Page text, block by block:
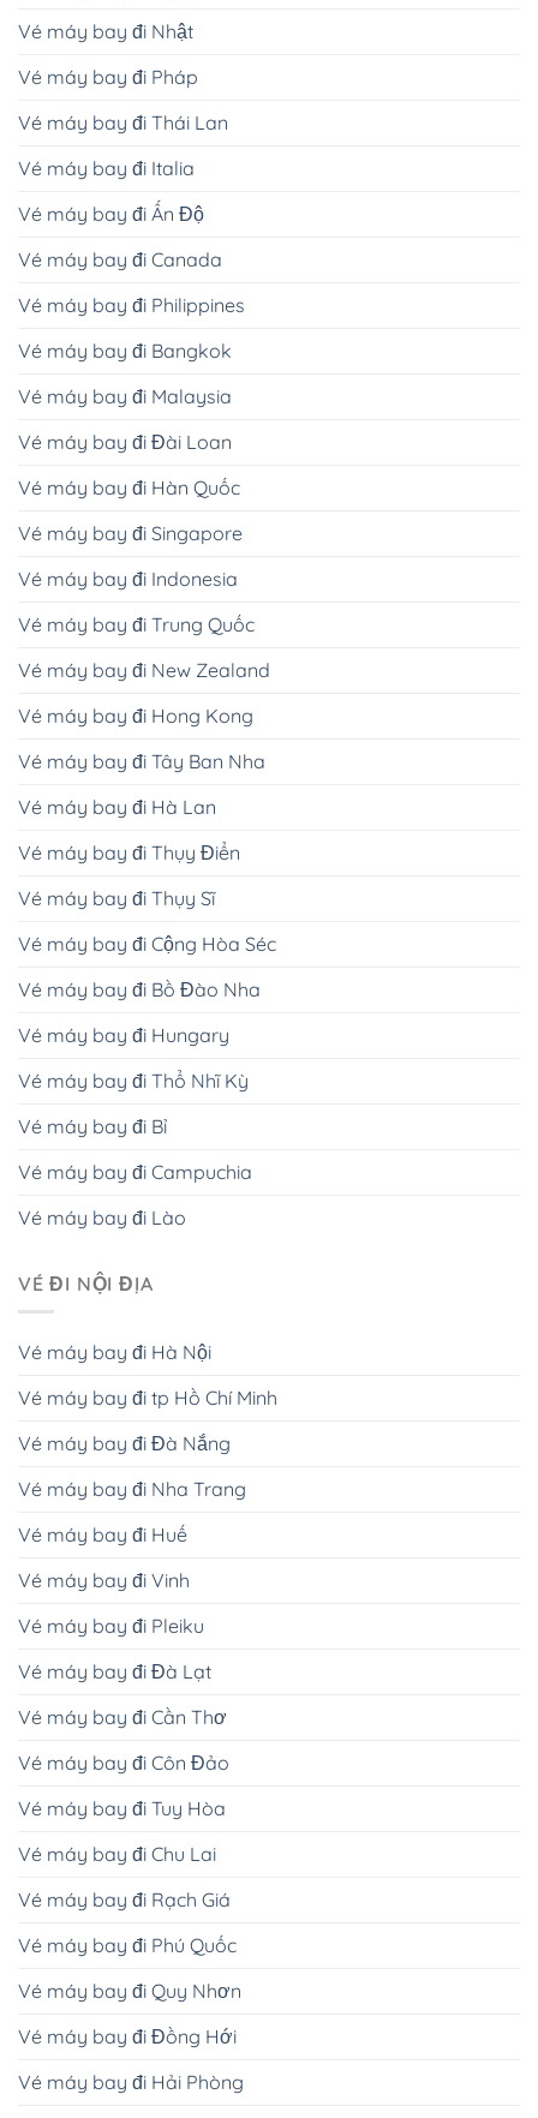
Vé máy bay đi Nhật
Vé máy bay đi Pháp
Vé máy bay đi Thái Lan
Vé máy bay đi Italia
Vé máy bay đi Ấn Độ
Vé máy bay đi Canada
Vé máy bay đi Philippines
Vé máy bay đi Bangkok
Vé máy bay đi Malaysia
Vé máy bay đi Đài Loan
Vé máy bay đi Hàn Quốc
Vé máy bay đi Singapore
Vé máy bay đi Indonesia
Vé máy bay đi Trung Quốc
Vé máy bay đi New Zealand
Vé máy bay đi Hong Kong
Vé máy bay đi Tây Ban Nha
Vé máy bay đi Hà Lan
Vé máy bay đi Thụy Điển
Vé máy bay đi Thụy Sĩ
Vé máy bay đi Cộng Hòa Séc
Vé máy bay đi Bồ Đào Nha
Vé máy bay đi Hungary
Vé máy bay đi Thổ Nhĩ Kỳ
Vé máy bay đi Bỉ
Vé máy bay đi Campuchia
Vé máy bay đi Lào
VÉ ĐI NỘI ĐỊA
Vé máy bay đi Hà Nội
Vé máy bay đi tp Hồ Chí Minh
Vé máy bay đi Đà Nắng
Vé máy bay đi Nha Trang
Vé máy bay đi Huế
Vé máy bay đi Vinh
Vé máy bay đi Pleiku
Vé máy bay đi Đà Lạt
Vé máy bay đi Cần Thơ
Vé máy bay đi Côn Đảo
Vé máy bay đi Tuy Hòa
Vé máy bay đi Chu Lai
Vé máy bay đi Rạch Giá
Vé máy bay đi Phú Quốc
Vé máy bay đi Quy Nhơn
Vé máy bay đi Đồng Hới
Vé máy bay đi Hải Phòng